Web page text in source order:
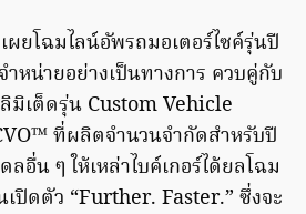
เผยโฉมไลน์อัพรถมอเตอร์ไซค์รุ่นปี
หน่ายอย่างเป็นทางการ ควบคู่กับ
มิเต็ดรุ่น Custom Vehicle
ที่ผลิตจำนวนจำกัดสำหรับปี
อื่น ๆ ให้เหล่าไบค์เกอร์ได้ยลโฉม
ปิดตัว “Further. Faster.” ซึ่งจะ